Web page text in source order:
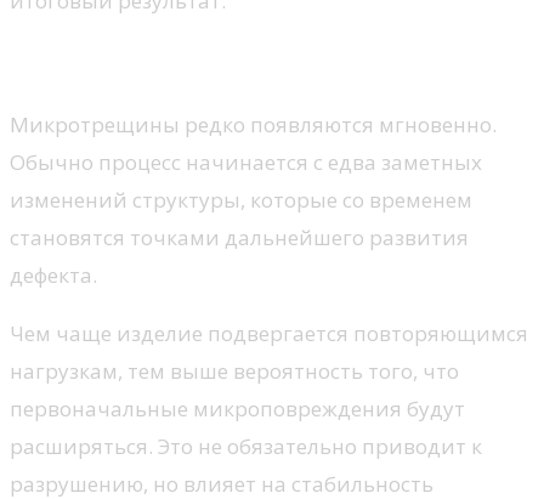
Микротрещины редко появляются мгновенно.
Обычно процесс начинается с едва заметных
изменений структуры, которые со временем
становятся точками дальнейшего развития
дефекта.
Чем чаще изделие подвергается повторяющимся
нагрузкам, тем выше вероятность того, что
первоначальные микроповреждения будут
расширяться. Это не обязательно приводит к
разрушению, но влияет на стабильность